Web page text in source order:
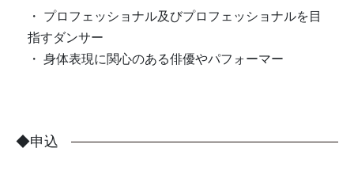
プロフェッショナル及びプロフェッショナルを目
指すダンサー
身体表現に関心のある俳優やパフォーマー
◆申込